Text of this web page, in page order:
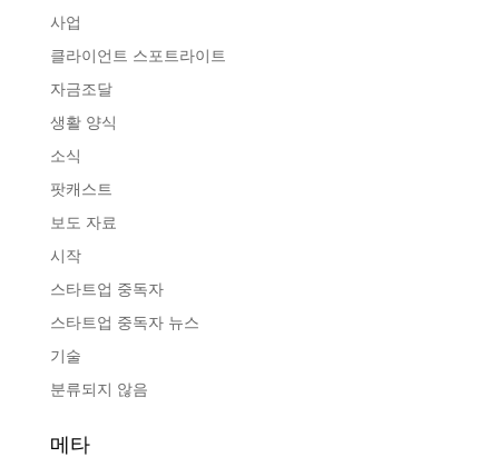
사업
클라이언트 스포트라이트
자금조달
생활 양식
소식
팟캐스트
보도 자료
시작
스타트업 중독자
스타트업 중독자 뉴스
기술
분류되지 않음
메타